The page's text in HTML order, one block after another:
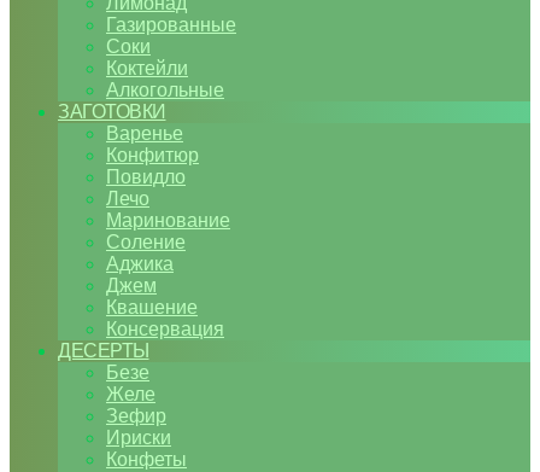
Газированные
Соки
Коктейли
Алкогольные
ЗАГОТОВКИ
Варенье
Конфитюр
Повидло
Лечо
Маринование
Соление
Аджика
Джем
Квашение
Консервация
ДЕСЕРТЫ
Безе
Желе
Зефир
Ириски
Конфеты